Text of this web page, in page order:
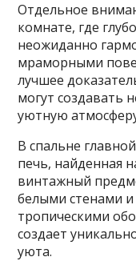
Отдельное
комнате, где
неожиданно
мраморными
лучшее
могут создавать
уютную
В спальне
печь, найденная
винтажный
белыми стенами
тропическими
создает
уюта.